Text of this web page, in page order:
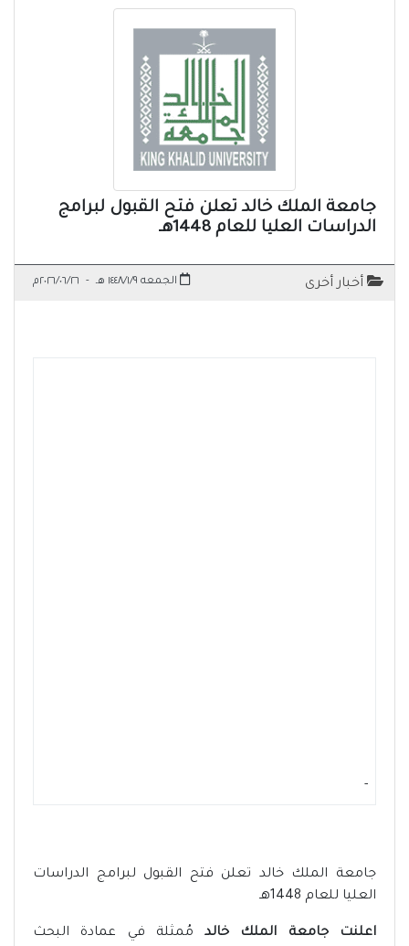
جامعة الملك خالد تعلن فتح القبول لبرامج
الدراسات العليا للعام 1448هـ
أخبار أخرى الجمعه ١٤٤٨/١/٩ هـ - ٢٠٢٦/٠٦/٢٦م
-
جامعة الملك خالد تعلن فتح القبول لبرامج الدراسات
العليا للعام 1448هـ
اعلنت جامعة الملك خالدمُمثلة في عمادة البحث